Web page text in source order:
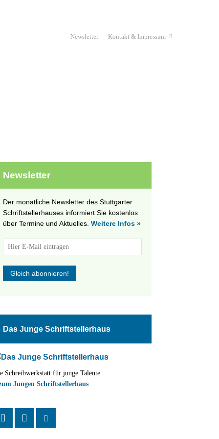
Newsletter Kontakt & Impressum
Newsletter
Der monatliche Newsletter des Stuttgarter
Schriftstellerhauses informiert Sie kostenlos
über Termine und Aktuelles. Weitere Infos »
Das Junge Schriftstellerhaus
Schreibwerkstatt für junge Talente
Jungen Schriftstellerhaus